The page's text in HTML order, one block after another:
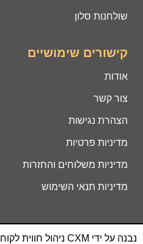
שולחנות סלון
קישורים שימושיים
אודות
צור קשר
הצהרת נגישות
מדיניות פרטיות
מדיניות משלוחים והחזרות
מדיניות תנאי השימוש
נבנה על ידי CXM ניהול חווית לקוח